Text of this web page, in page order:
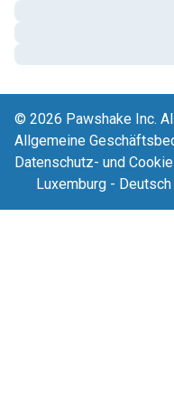
© 2026 Pawshake Inc.
Allgemeine
Datenschutz- und
Luxemburg - Deutsch